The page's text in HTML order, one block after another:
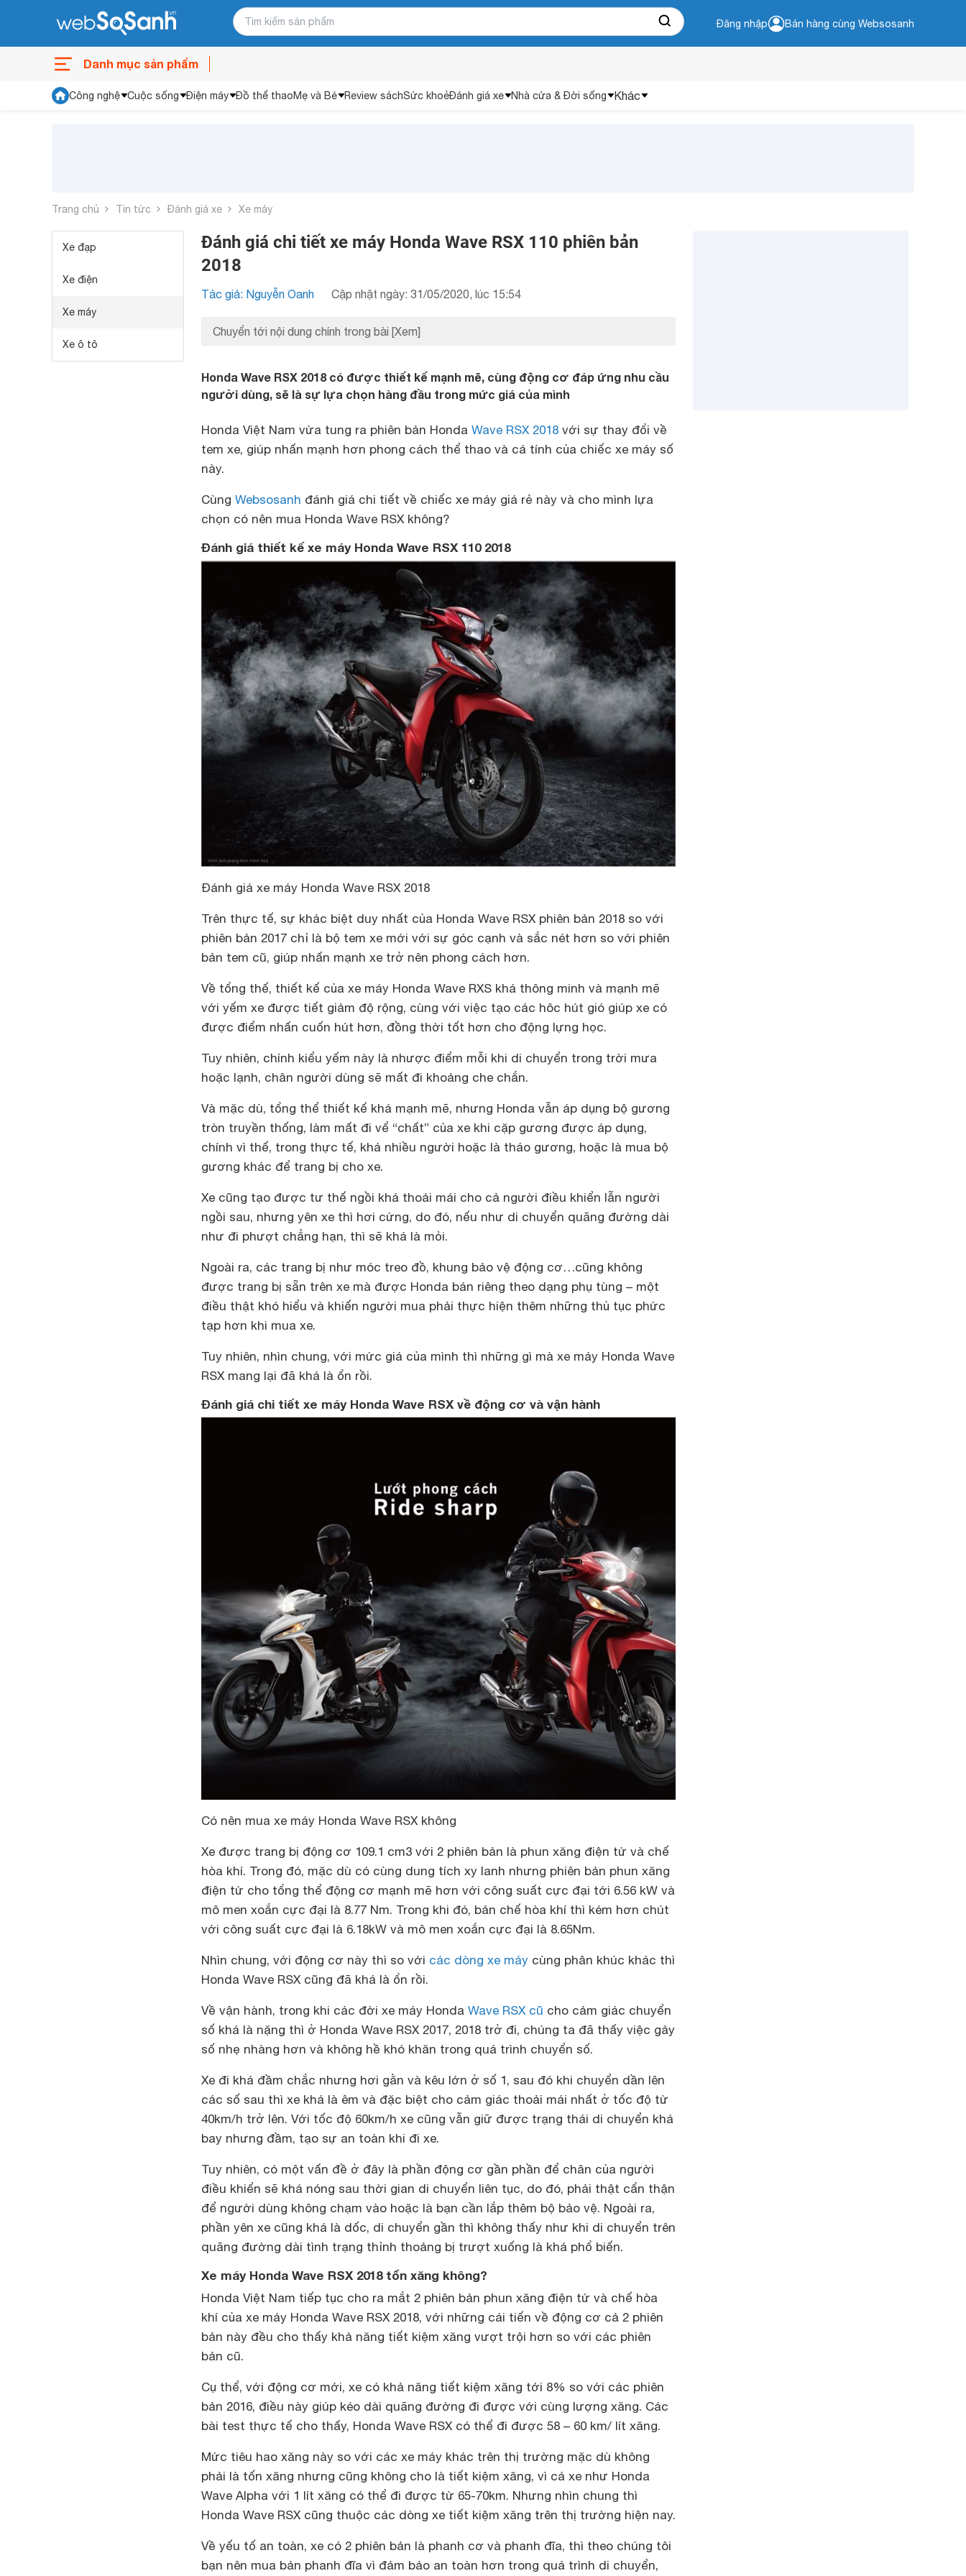
Đăng nhập Bán hàng cùng Websosanh
Danh mục sản phẩm
Công nghệ Cuộc sống Điện máy Đồ thể thaoMẹ và Bé Review sáchSức khoẻĐánh giá xe Nhà cửa & Đời sống Khác
Trang chủ Tin tức Đánh giá xe Xe máy
Xe đạp
Xe điện
Xe máy
Xe ô tô
Đánh giá chi tiết xe máy Honda Wave RSX 110 phiên bản
2018
Tác giả: Nguyễn Oanh Cập nhật ngày: 31/05/2020, lúc 15:54
Chuyển tới nội dung chính trong bài [Xem]
Honda Wave RSX 2018 có được thiết kế mạnh mẽ, cùng động cơ đáp ứng nhu cầu
người dùng, sẽ là sự lựa chọn hàng đầu trong mức giá của mình
Honda Việt Nam vừa tung ra phiên bản Honda Wave RSX 2018 với sự thay đổi về
tem xe, giúp nhấn mạnh hơn phong cách thể thao và cá tính của chiếc xe máy số
này.
Cùng Websosanh đánh giá chi tiết về chiếc xe máy giá rẻ này và cho mình lựa
chọn có nên mua Honda Wave RSX không?
Đánh giá thiết kế xe máy Honda Wave RSX 110 2018
Đánh giá xe máy Honda Wave RSX 2018
Trên thực tế, sự khác biệt duy nhất của Honda Wave RSX phiên bản 2018 so với
phiên bản 2017 chỉ là bộ tem xe mới với sự góc cạnh và sắc nét hơn so với phiên
bản tem cũ, giúp nhấn mạnh xe trở nên phong cách hơn.
Về tổng thế, thiết kế của xe máy Honda Wave RXS khá thông minh và mạnh mẽ
với yếm xe được tiết giảm độ rộng, cùng với việc tạo các hôc hút gió giúp xe có
được điểm nhấn cuốn hút hơn, đồng thời tốt hơn cho động lựng học.
Tuy nhiên, chính kiểu yếm này là nhược điểm mỗi khi di chuyển trong trời mưa
hoặc lạnh, chân người dùng sẽ mất đi khoảng che chắn.
Và mặc dù, tổng thể thiết kế khá mạnh mẽ, nhưng Honda vẫn áp dụng bộ gương
tròn truyền thống, làm mất đi vể “chất” của xe khi cặp gương được áp dụng,
chính vì thế, trong thực tế, khá nhiều người hoặc là tháo gương, hoặc là mua bộ
gương khác để trang bị cho xe.
Xe cũng tạo được tư thế ngồi khá thoải mái cho cả người điều khiển lẫn người
ngồi sau, nhưng yên xe thì hơi cứng, do đó, nếu như di chuyển quãng đường dài
như đi phượt chẳng hạn, thì sẽ khá là mỏi.
Ngoài ra, các trang bị như móc treo đồ, khung bảo vệ động cơ…cũng không
được trang bị sẵn trên xe mà được Honda bán riêng theo dạng phụ tùng – một
điều thật khó hiểu và khiến người mua phải thực hiện thêm những thủ tục phức
tạp hơn khi mua xe.
Tuy nhiên, nhìn chung, với mức giá của mình thì những gì mà xe máy Honda Wave
RSX mang lại đã khá là ổn rồi.
Đánh giá chi tiết xe máy Honda Wave RSX về động cơ và vận hành
Có nên mua xe máy Honda Wave RSX không
Xe được trang bị động cơ 109.1 cm3 với 2 phiên bản là phun xăng điện tử và chế
hòa khí. Trong đó, mặc dù có cùng dung tích xy lanh nhưng phiên bản phun xăng
điện tử cho tổng thể động cơ mạnh mẽ hơn với công suất cực đại tới 6.56 kW và
mô men xoắn cực đại là 8.77 Nm. Trong khi đó, bản chế hòa khí thì kém hơn chút
với công suất cực đại là 6.18kW và mô men xoắn cực đại là 8.65Nm.
Nhìn chung, với động cơ này thì so với các dòng xe máy cùng phân khúc khác thì
Honda Wave RSX cũng đã khá là ổn rồi.
Về vận hành, trong khi các đời xe máy Honda Wave RSX cũ cho cảm giác chuyển
số khá là nặng thì ở Honda Wave RSX 2017, 2018 trở đi, chúng ta đã thấy việc gảy
số nhẹ nhàng hơn và không hề khó khăn trong quá trình chuyển số.
Xe đi khá đầm chắc nhưng hơi gằn và kêu lớn ở số 1, sau đó khi chuyển dần lên
các số sau thì xe khá là êm và đặc biệt cho cảm giác thoải mái nhất ở tốc độ từ
40km/h trở lên. Với tốc độ 60km/h xe cũng vẫn giữ được trạng thái di chuyển khá
bay nhưng đầm, tạo sự an toàn khi đi xe.
Tuy nhiên, có một vấn đề ở đây là phần động cơ gần phần để chân của người
điều khiển sẽ khá nóng sau thời gian di chuyển liên tục, do đó, phải thật cẩn thận
để người dùng không chạm vào hoặc là bạn cần lắp thêm bộ bảo vệ. Ngoài ra,
phần yên xe cũng khá là dốc, di chuyển gần thì không thấy như khi di chuyển trên
quãng đường dài tình trạng thỉnh thoảng bị trượt xuống là khá phổ biến.
Xe máy Honda Wave RSX 2018 tốn xăng không?
Honda Việt Nam tiếp tục cho ra mắt 2 phiên bản phun xăng điện tử và chế hòa
khí của xe máy Honda Wave RSX 2018, với những cái tiến về động cơ cả 2 phiên
bản này đều cho thấy khả năng tiết kiệm xăng vượt trội hơn so với các phiên
bản cũ.
Cụ thể, với động cơ mới, xe có khả năng tiết kiệm xăng tới 8% so với các phiên
bản 2016, điều này giúp kéo dài quãng đường đi được với cùng lượng xăng. Các
bài test thực tế cho thấy, Honda Wave RSX có thể đi được 58 – 60 km/ lít xăng.
Mức tiêu hao xăng này so với các xe máy khác trên thị trường mặc dù không
phải là tốn xăng nhưng cũng không cho là tiết kiệm xăng, vì cá xe như Honda
Wave Alpha với 1 lít xăng có thể đi được từ 65-70km. Nhưng nhìn chung thì
Honda Wave RSX cũng thuộc các dòng xe tiết kiệm xăng trên thị trường hiện nay.
Về yếu tố an toàn, xe có 2 phiên bản là phanh cơ và phanh đĩa, thì theo chúng tôi
bạn nên mua bản phanh đĩa vì đảm bảo an toàn hơn trong quá trình di chuyển,